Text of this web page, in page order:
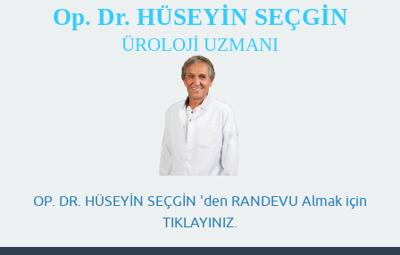
Op. Dr. HÜSEYİN SEÇGİN
ÜROLOJİ UZMANI
OP. DR. HÜSEYİN SEÇGİN 'den RANDEVU Almak için
TIKLAYINIZ.